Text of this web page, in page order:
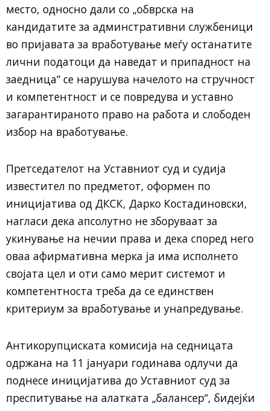
место, односно дали со „обврска на
кандидатите за админстративни службеници
во пријавата за вработување меѓу останатите
лични податоци да наведат и припадност на
заедница“ се нарушува начелото на стручност
и компетентност и се повредува и уставно
загарантираното право на работа и слободен
избор на вработување.
Претседателот на Уставниот суд и судија
известител по предметот, оформен по
иницијатива од ДКСК, Дарко Костадиновски,
нагласи дека апсолутно не зборуваат за
укинување на нечии права и дека според него
оваа афирмативна мерка ја има исполнето
својата цел и оти само мерит системот и
компетентноста треба да се единствен
критериум за вработување и унапредување.
Антикорупциската комисија на седницата
одржана на 11 јануари годинава одлучи да
поднесе иницијатива до Уставниот суд за
преспитување на алатката „балансер“, бидејќи